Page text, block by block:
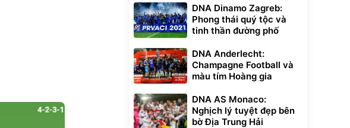
DNA Dinamo Zagreb:
Phong thái quý tộc và
tinh thần đường phố
DNA Anderlecht:
Champagne Football và
màu tím Hoàng gia
DNA AS Monaco:
Nghịch lý tuyệt đẹp bên
bờ Địa Trung Hải